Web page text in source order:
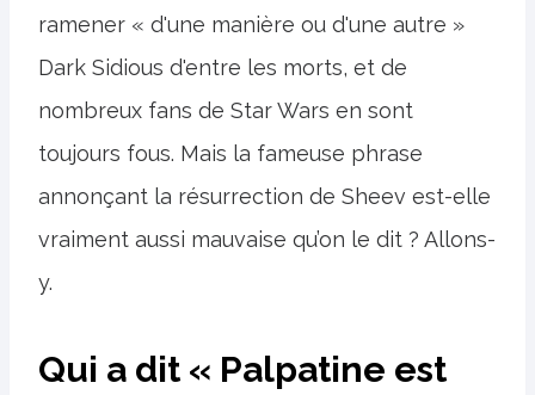
ramener « d'une manière ou d'une autre »
Dark Sidious d'entre les morts, et de
nombreux fans de Star Wars en sont
toujours fous. Mais la fameuse phrase
annonçant la résurrection de Sheev est-elle
vraiment aussi mauvaise qu’on le dit ? Allons-
y.
Qui a dit « Palpatine est